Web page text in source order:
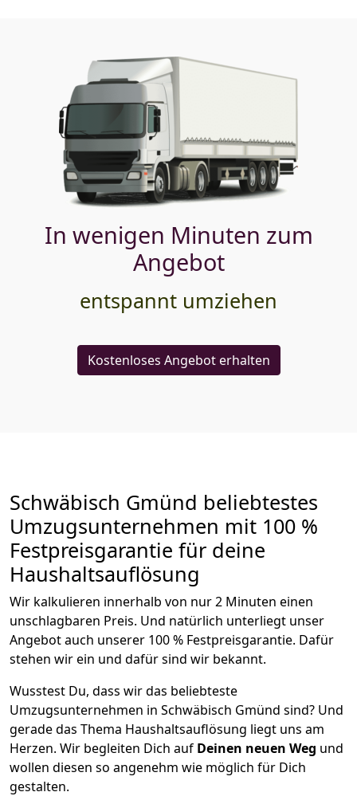
In wenigen Minuten zum
Angebot
entspannt umziehen
Kostenloses Angebot erhalten
Schwäbisch Gmünd beliebtestes
Umzugsunternehmen mit 100 %
Festpreisgarantie für deine
Haushaltsauflösung
Wir kalkulieren innerhalb von nur 2 Minuten einen
unschlagbaren Preis. Und natürlich unterliegt unser
Angebot auch unserer 100 % Festpreisgarantie. Dafür
stehen wir ein und dafür sind wir bekannt.
Wusstest Du, dass wir das beliebteste
Umzugsunternehmen in Schwäbisch Gmünd sind? Und
gerade das Thema Haushaltsauflösung liegt uns am
Herzen. Wir begleiten Dich auf Deinen neuen Weg und
wollen diesen so angenehm wie möglich für Dich
gestalten.